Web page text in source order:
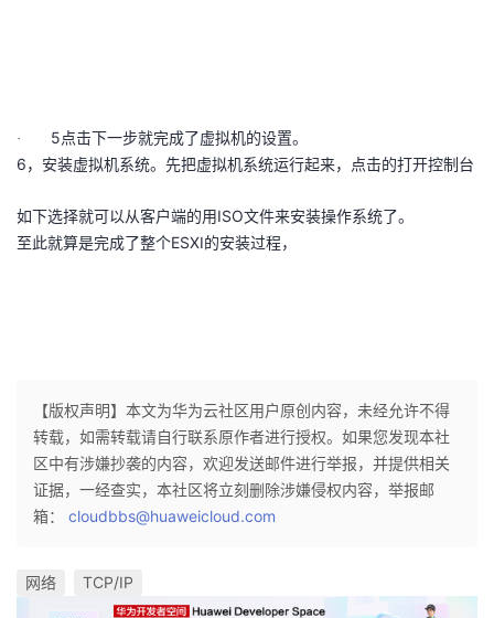
· 5点击下一步就完成了虚拟机的设置。
6 ，安装虚拟机系统。先把虚拟机系统运行起来，点击的打开控制台
如下选择就可以从客户端的用 ISO文件来安装操作系统了。
至此就算是完成了整个ESXI的安装过程，
【版权声明】本文为华为云社区用户原创内容，未经允许不得
转载，如需转载请自行联系原作者进行授权。如果您发现本社
区中有涉嫌抄袭的内容，欢迎发送邮件进行举报，并提供相关
证据，一经查实，本社区将立刻删除涉嫌侵权内容，举报邮
箱： cloudbbs@huaweicloud.com
网络 TCP/IP